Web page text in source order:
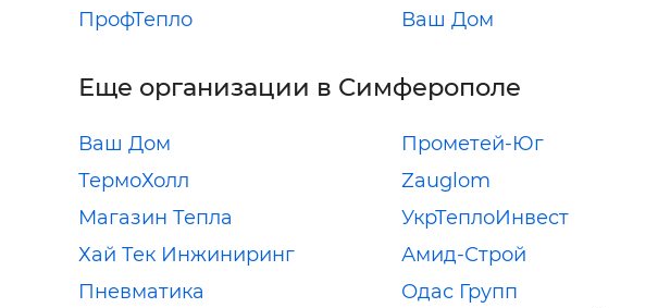
ПрофТепло
Ваш Дом
Еще организации в Симферополе
Ваш Дом
Прометей-Юг
ТермоХолл
Zauglom
Магазин Тепла
УкрТеплоИнвест
Хай Тек Инжиниринг
Амид-Строй
Пневматика
Одас Групп